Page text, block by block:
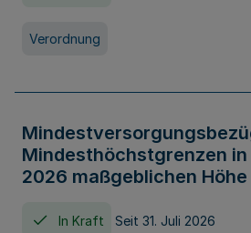
Verordnung
Mindesthöchstgrenzen in
2026 maßgeblichen Höhe
In Kraft Seit 31. Juli 2026